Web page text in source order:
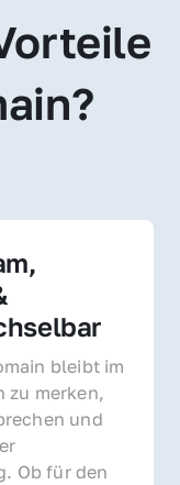
bleibt im
zu merken,
und
Ob für den